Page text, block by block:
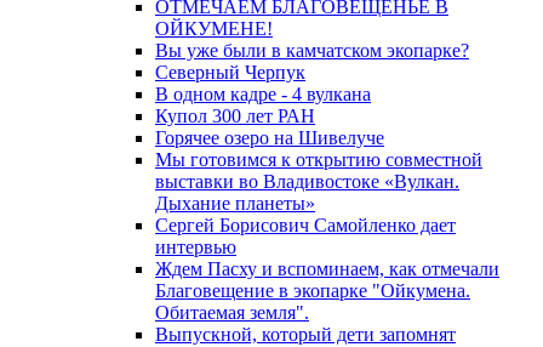
ОТМЕЧАЕМ БЛАГОВЕЩЕНЬЕ В
ОЙКУМЕНЕ!
Вы уже были в камчатском экопарке?
Северный Черпук
В одном кадре - 4 вулкана
Купол 300 лет РАН
Горячее озеро на Шивелуче
Мы готовимся к открытию совместной
выставки во Владивостоке «Вулкан.
Дыхание планеты»
Сергей Борисович Самойленко дает
интервью
Ждем Пасху и вспоминаем, как отмечали
Благовещение в экопарке "Ойкумена.
Обитаемая земля".
Выпускной, который дети запомнят